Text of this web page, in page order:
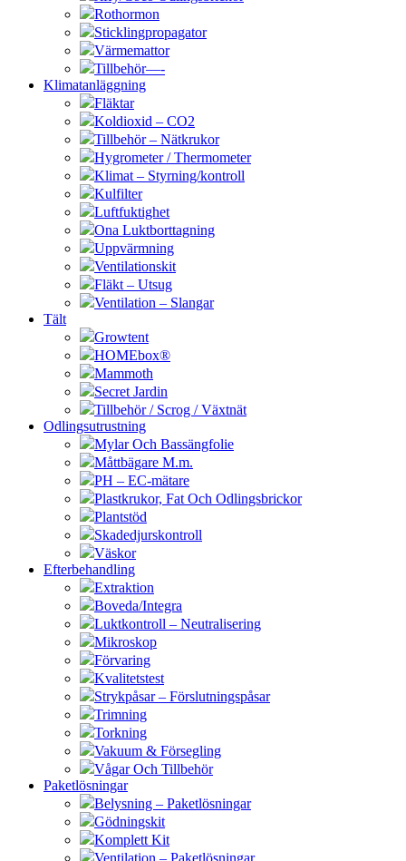
Rothormon
Sticklingpropagator
Värmemattor
Tillbehör—-
Klimatanläggning
Fläktar
Koldioxid – CO2
Tillbehör – Nätkrukor
Hygrometer / Thermometer
Klimat – Styrning/kontroll
Kulfilter
Luftfuktighet
Ona Luktborttagning
Uppvärmning
Ventilationskit
Fläkt – Utsug
Ventilation – Slangar
Tält
Growtent
HOMEbox®
Mammoth
Secret Jardin
Tillbehör / Scrog / Växtnät
Odlingsutrustning
Mylar Och Bassängfolie
Måttbägare M.m.
PH – EC-mätare
Plastkrukor, Fat Och Odlingsbrickor
Plantstöd
Skadedjurskontroll
Väskor
Efterbehandling
Extraktion
Boveda/Integra
Luktkontroll – Neutralisering
Mikroskop
Förvaring
Kvalitetstest
Strykpåsar – Förslutningspåsar
Trimning
Torkning
Vakuum & Försegling
Vågar Och Tillbehör
Paketlösningar
Belysning – Paketlösningar
Gödningskit
Komplett Kit
Ventilation – Paketlösningar